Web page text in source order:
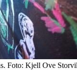
Foto: Kjell Ove